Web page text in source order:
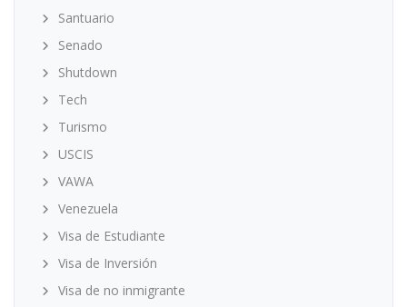
Santuario
Senado
Shutdown
Tech
Turismo
USCIS
VAWA
Venezuela
Visa de Estudiante
Visa de Inversión
Visa de no inmigrante